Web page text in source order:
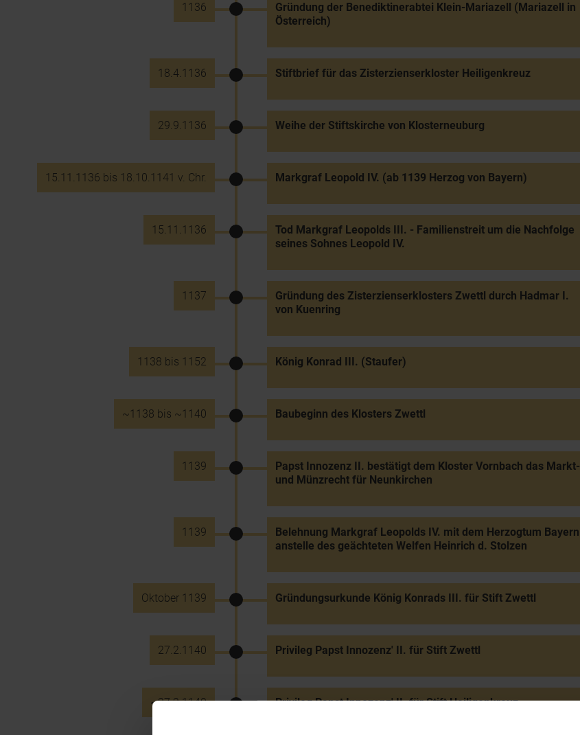
1136
Gründung der Benediktinerabtei Klein-Mariazell (Mariazell in
Österreich)
18.4.1136 Stiftbrief für das Zisterzienserkloster Heiligenkreuz
29.9.1136 Weihe der Stiftskirche von Klosterneuburg
15.11.1136 bis 18.10.1141 v. Chr. Markgraf Leopold IV. (ab 1139 Herzog von Bayern)
15.11.1136
Tod Markgraf Leopolds III. - Familienstreit um die Nachfolge
seines Sohnes Leopold IV.
1137
Gründung des Zisterzienserklosters Zwettl durch Hadmar I.
von Kuenring
1138 bis 1152 König Konrad III. (Staufer)
~1138 bis ~1140 Baubeginn des Klosters Zwettl
1139
Papst Innozenz II. bestätigt dem Kloster Vornbach das Markt-
und Münzrecht für Neunkirchen
1139
Belehnung Markgraf Leopolds IV. mit dem Herzogtum Bayern
anstelle des geächteten Welfen Heinrich d. Stolzen
Oktober 1139 Gründungsurkunde König Konrads III. für Stift Zwettl
27.2.1140 Privileg Papst Innozenz' II. für Stift Zwettl
~27.2.1140 Privileg Papst Innozenz' II. für Stift Heiligenkreuz